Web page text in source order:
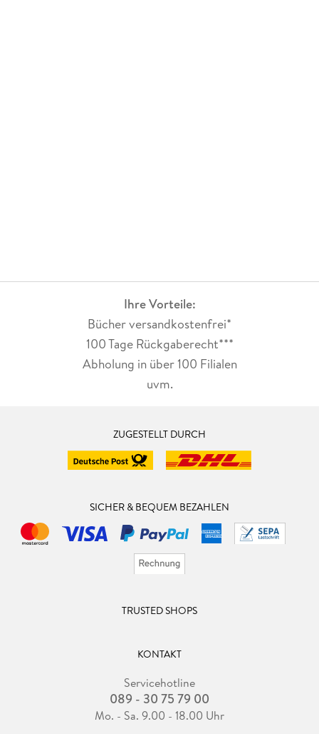
Ihre Vorteile:
Bücher versandkostenfrei*
100 Tage Rückgaberecht***
Abholung in über 100 Filialen
uvm.
ZUGESTELLT DURCH
SICHER & BEQUEM BEZAHLEN
TRUSTED SHOPS
KONTAKT
Servicehotline
089 - 30 75 79 00
Mo. - Sa. 9.00 - 18.00 Uhr